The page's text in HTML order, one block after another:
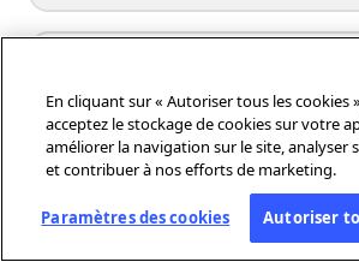
Pressat
En cliquant sur « Autoriser tous les cookies
acceptez le stockage de cookies sur votre
améliorer la navigation sur le site, analyser
et contribuer à nos efforts de marketing.
Paramètres des cookies Autoriser